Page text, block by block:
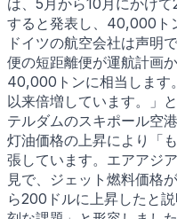
すると発表し、40,000ト
ドイツの航空会社は声明
便の短距離便が運航計画
40,000トンに相当します
以来倍増しています。」
テルダムのスキポール空
灯油価格の上昇により「
張しています。エアアジ
見で、ジェット燃料価格
ら200ドルに上昇したと